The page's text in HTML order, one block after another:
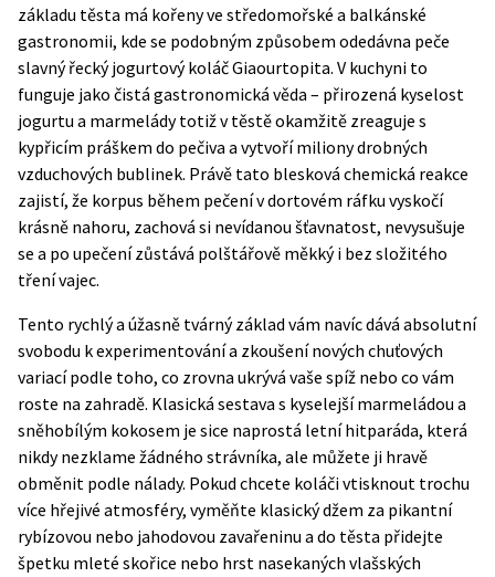
základu těsta má kořeny ve středomořské a balkánské
gastronomii, kde se podobným způsobem odedávna peče
slavný řecký jogurtový koláč Giaourtopita. V kuchyni to
funguje jako čistá gastronomická věda – přirozená kyselost
jogurtu a marmelády totiž v těstě okamžitě zreaguje s
kypřicím práškem do pečiva a vytvoří miliony drobných
vzduchových bublinek. Právě tato blesková chemická reakce
zajistí, že korpus během pečení v dortovém ráfku vyskočí
krásně nahoru, zachová si nevídanou šťavnatost, nevysušuje
se a po upečení zůstává polštářově měkký i bez složitého
tření vajec.
Tento rychlý a úžasně tvárný základ vám navíc dává absolutní
svobodu k experimentování a zkoušení nových chuťových
variací podle toho, co zrovna ukrývá vaše spíž nebo co vám
roste na zahradě. Klasická sestava s kyselejší marmeládou a
sněhobílým kokosem je sice naprostá letní hitparáda, která
nikdy nezklame žádného strávníka, ale můžete ji hravě
obměnit podle nálady. Pokud chcete koláči vtisknout trochu
více hřejivé atmosféry, vyměňte klasický džem za pikantní
rybízovou nebo jahodovou zavařeninu a do těsta přidejte
špetku mleté skořice nebo hrst nasekaných vlašských